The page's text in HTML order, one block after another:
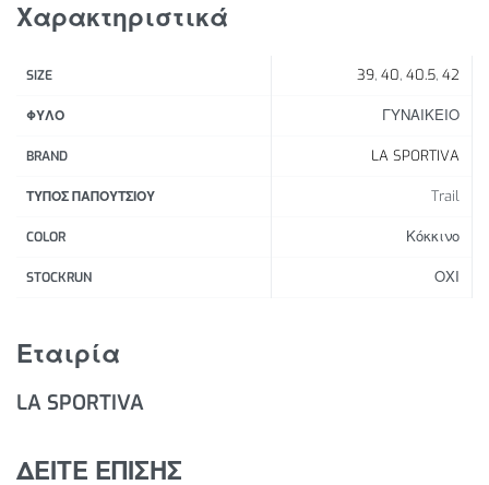
Χαρακτηριστικά
SIZE 39, 40, 40.5, 42
ΦΥΛΟ ΓΥΝΑΙΚΕΙΟ
BRAND LA SPORTIVA
ΤΥΠΟΣ ΠΑΠΟΥΤΣΙΟΥ Trail
COLOR Κόκκινο
STOCKRUN ΟΧΙ
Εταιρία
LA SPORTIVA
ΔΕΙΤΕ ΕΠΙΣΗΣ